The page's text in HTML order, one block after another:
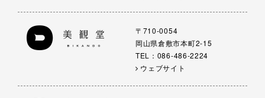
〒710-0054
岡山県倉敷市本町2-15
TEL：086-486-2224
ウェブサイト